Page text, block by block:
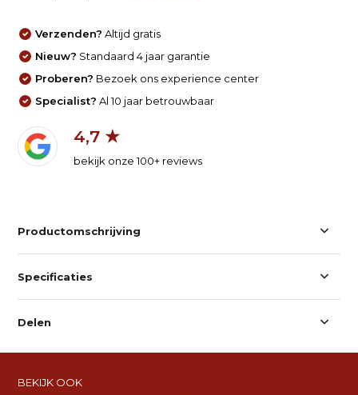
Verzenden? Altijd gratis
Nieuw? Standaard 4 jaar garantie
Proberen? Bezoek ons experience center
Specialist? Al 10 jaar betrouwbaar
4,7 ★
bekijk onze 100+ reviews
Productomschrijving
Specificaties
Delen
BEKIJK OOK